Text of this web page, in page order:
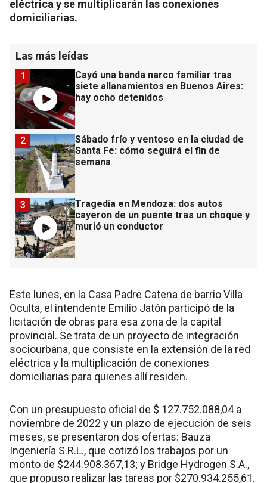
eléctrica y se multiplicarán las conexiones
domiciliarias.
Las más leídas
Cayó una banda narco familiar tras
siete allanamientos en Buenos Aires:
hay ocho detenidos
1
Sábado frío y ventoso en la ciudad de
Santa Fe: cómo seguirá el fin de
semana
2
Tragedia en Mendoza: dos autos
cayeron de un puente tras un choque y
murió un conductor
3
Este lunes, en la Casa Padre Catena de barrio Villa
Oculta, el intendente Emilio Jatón participó de la
licitación de obras para esa zona de la capital
provincial. Se trata de un proyecto de integración
sociourbana, que consiste en la extensión de la red
eléctrica y la multiplicación de conexiones
domiciliarias para quienes allí residen.
Con un presupuesto oficial de $ 127.752.088,04 a
noviembre de 2022 y un plazo de ejecución de seis
meses, se presentaron dos ofertas: Bauza
Ingeniería S.R.L., que cotizó los trabajos por un
monto de $244.908.367,13; y Bridge Hydrogen S.A.,
que propuso realizar las tareas por $270.934.255,61.